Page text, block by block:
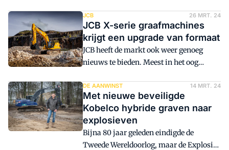
cabine horen praten."
ontwikkeld en gebouwd met een accu-
elektrische aandrijflijn.
JCB 26 MRT. 24
JCB X-serie graafmachines
krijgt een upgrade van formaat
JCB heeft de markt ook weer genoeg
nieuws te bieden. Meest in het oog
model uit de X-serie graafmachines tot
nu toe: de nieuwe 370X. Reden genoeg
om af te reizen naar de fabriek in
Rocester.
DE AANWINST 14 MRT. 24
Met nieuwe beveiligde
Kobelco hybride graven naar
explosieven
Bijna 80 jaar geleden eindigde de
Tweede Wereldoorlog, maar de Explosive